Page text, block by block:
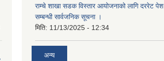
राम्चे शाखा सडक विस्तार आयोजनाको लागि दररेट पेश
सम्बन्धी सार्वजनिक सूचना ।
मिति: 11/13/2025 - 12:34
अन्य